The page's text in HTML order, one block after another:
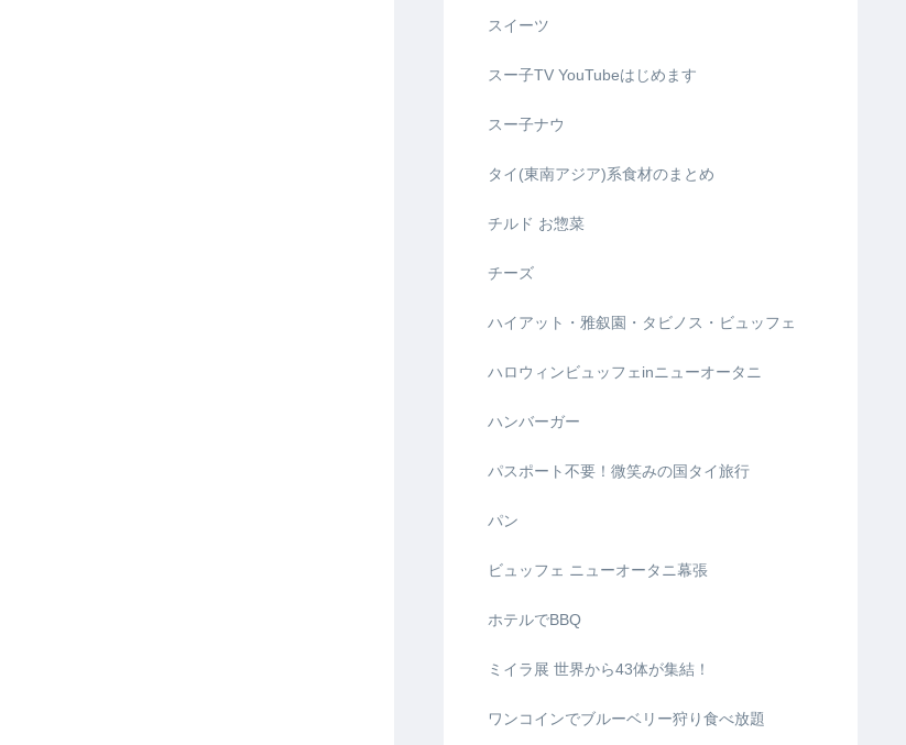
スイーツ
スー子TV YouTubeはじめます
スー子ナウ
タイ(東南アジア)系食材のまとめ
チルド お惣菜
チーズ
ハイアット・雅叙園・タビノス・ビュッフェ
ハロウィンビュッフェinニューオータニ
ハンバーガー
パスポート不要！微笑みの国タイ旅行
パン
ビュッフェ ニューオータニ幕張
ホテルでBBQ
ミイラ展 世界から43体が集結！
ワンコインでブルーベリー狩り食べ放題